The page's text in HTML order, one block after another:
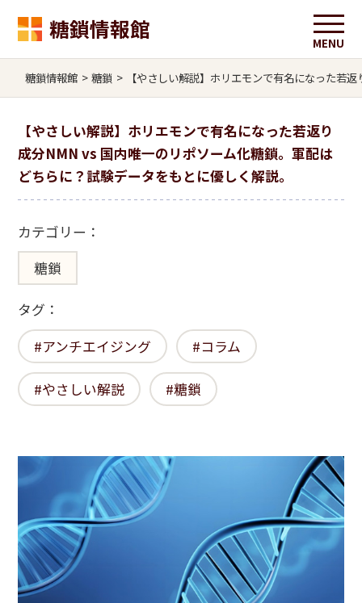
糖鎖情報館
糖鎖情報館 > 糖鎖 > 【やさしい解説】ホリエモンで有名になった若
【やさしい解説】ホリエモンで有名になった若返り
成分NMN vs 国内唯一のリポソーム化糖鎖。軍配は
どちらに？試験データをもとに優しく解説。
カテゴリー：
糖鎖
タグ：
アンチエイジング
コラム
やさしい解説 糖鎖